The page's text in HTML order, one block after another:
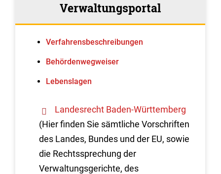
Verwaltungsportal
Verfahrens­beschreibungen
Behördenwegweiser
Lebenslagen
Landesrecht Baden-Württemberg
(Hier finden Sie sämtliche Vorschriften
des Landes, Bundes und der EU, sowie
die Rechtssprechung der
Verwaltungsgerichte, des